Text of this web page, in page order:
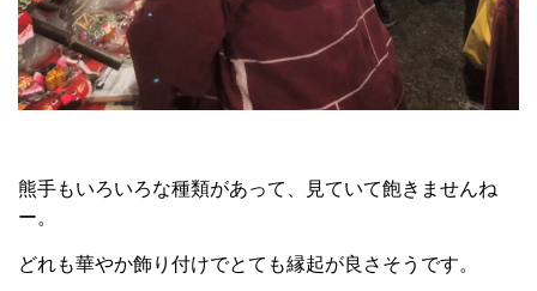
熊手もいろいろな種類があって、見ていて飽きませんね
ー。
どれも華やか飾り付けでとても縁起が良さそうです。